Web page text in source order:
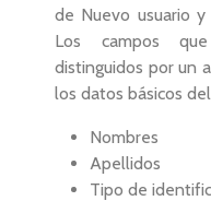
de Nuevo usuario
Los campos
distinguidos por un
los datos básicos
Nombres
Apellidos
Tipo de